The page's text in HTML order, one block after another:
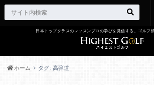
日本トップクラスのレッスンプロの学びを発信する、ゴルフ
ホーム タグ : 高弾道